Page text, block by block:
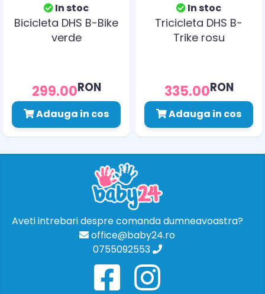
In stoc
Bicicleta DHS B-Bike
verde
299.00RON
Adauga in cos
In stoc
Tricicleta DHS B-
Trike rosu
335.00RON
Adauga in cos
Aveti intrebari despre comanda dumneavoastra?
office@baby24.ro
0755092553